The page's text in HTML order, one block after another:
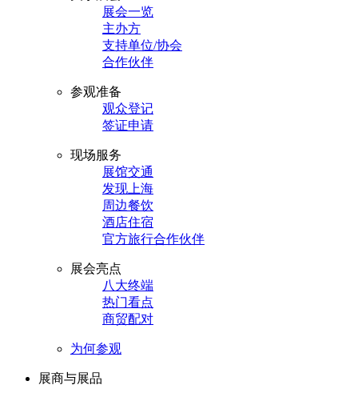
展会一览
主办方
支持单位/协会
合作伙伴
参观准备
观众登记
签证申请
现场服务
展馆交通
发现上海
周边餐饮
酒店住宿
官方旅行合作伙伴
展会亮点
八大终端
热门看点
商贸配对
为何参观
展商与展品